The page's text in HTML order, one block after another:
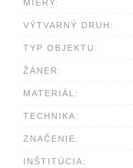
MIERY:
VÝTVARNÝ DRUH:
TYP OBJEKTU:
ŽÁNER:
MATERIÁL:
TECHNIKA:
ZNAČENIE:
INŠTITÚCIA: